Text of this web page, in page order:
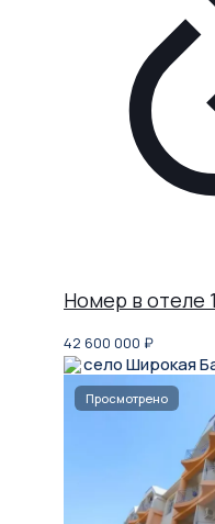
Номер в отеле
42 600 000 ₽
село Широкая